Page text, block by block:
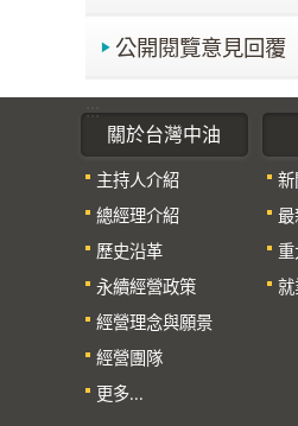
公開閱覽意見回覆
:::
關於台灣中油
主持人介紹
總經理介紹
歷史沿革
永續經營政策
經營理念與願景
經營團隊
更多...
新